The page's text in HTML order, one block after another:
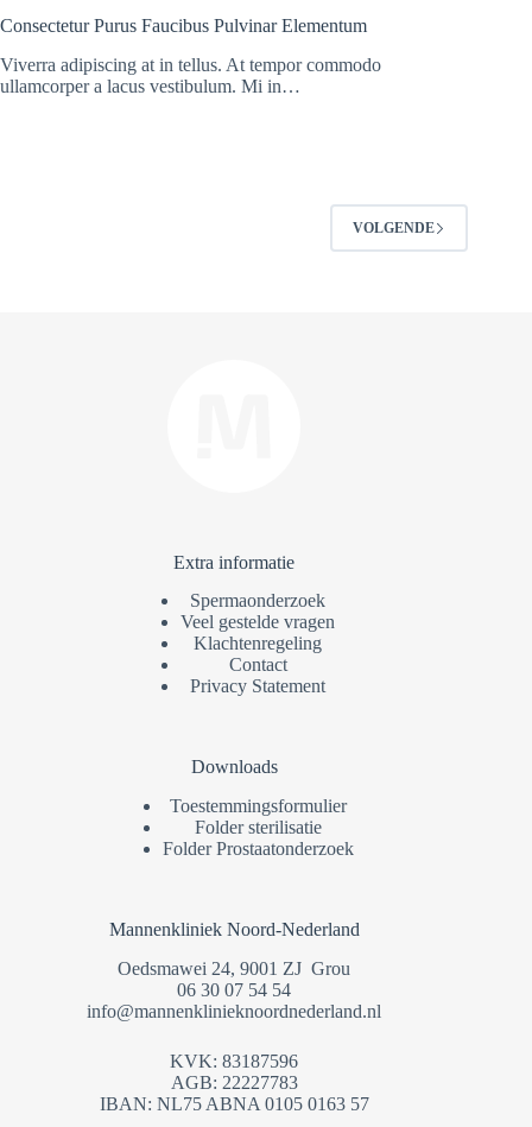
Consectetur Purus Faucibus Pulvinar Elementum
Viverra adipiscing at in tellus. At tempor commodo
ullamcorper a lacus vestibulum. Mi in…
VOLGENDE
Extra informatie
Spermaonderzoek
Veel gestelde vragen
Klachtenregeling
Contact
Privacy Statement
Downloads
Toestemmingsformulier
Folder sterilisatie
Folder Prostaatonderzoek
Mannenkliniek Noord-Nederland
Oedsmawei 24, 9001 ZJ Grou
06 30 07 54 54
info@mannenklinieknoordnederland.nl
KVK: 83187596
AGB: 22227783
IBAN: NL75 ABNA 0105 0163 57